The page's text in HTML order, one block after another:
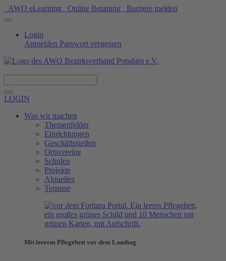
AWO eLearning Online Beratung Barriere melden
Login
Anmelden Passwort vergessen
LOGIN
Was wir machen
Themenfelder
Einrichtungen
Geschäftsstellen
Ortsvereine
Schulen
Projekte
Aktuelles
Termine
Mit leerem Pflegebett vor dem Landtag